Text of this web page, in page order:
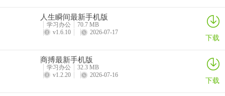
人生瞬间最新手机版
学习办公
70.7 MB
v1.6.10
2026-07-17 下载
商搏最新手机版
学习办公
32.3 MB
v1.2.20
2026-07-16 下载